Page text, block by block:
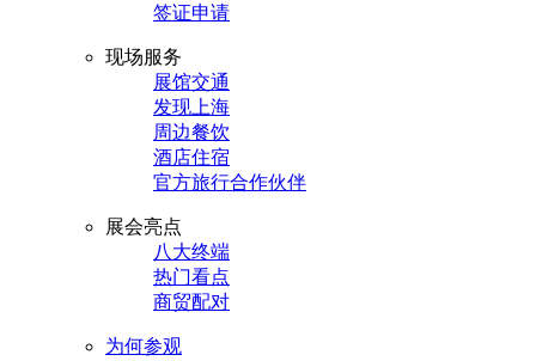
签证申请
现场服务
展馆交通
发现上海
周边餐饮
酒店住宿
官方旅行合作伙伴
展会亮点
八大终端
热门看点
商贸配对
为何参观